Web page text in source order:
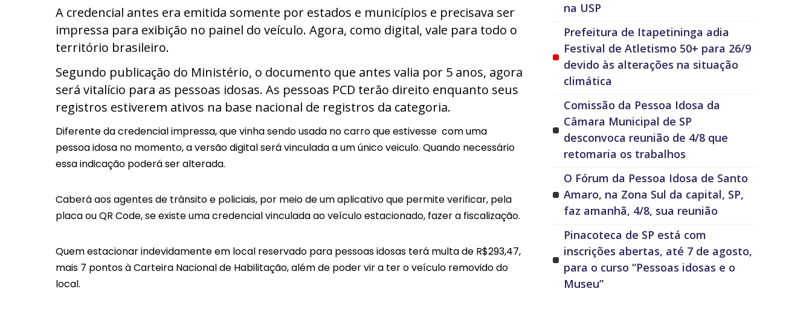
A credencial antes era emitida somente por estados e municípios e precisava ser
impressa para exibição no painel do veículo. Agora, como digital, vale para todo o
território brasileiro.
Segundo publicação do Ministério, o documento que antes valia por 5 anos, agora
será vitalício para as pessoas idosas. As pessoas PCD terão direito enquanto seus
registros estiverem ativos na base nacional de registros da categoria.
Diferente da credencial impressa, que vinha sendo usada no carro que estivesse com uma
pessoa idosa no momento, a versão digital será vinculada a um único veiculo. Quando necessário
essa indicação poderá ser alterada.
Caberá aos agentes de trânsito e policiais, por meio de um aplicativo que permite verificar, pela
placa ou QR Code, se existe uma credencial vinculada ao veículo estacionado, fazer a fiscalização.
Quem estacionar indevidamente em local reservado para pessoas idosas terá multa de R$293,47,
mais 7 pontos à Carteira Nacional de Habilitação, além de poder vir a ter o veículo removido do
local.
na USP
Prefeitura de Itapetininga adia
Festival de Atletismo 50+ para 26/9
devido às alterações na situação
climática
Comissão da Pessoa Idosa da
Câmara Municipal de SP
desconvoca reunião de 4/8 que
retomaria os trabalhos
O Fórum da Pessoa Idosa de Santo
Amaro, na Zona Sul da capital, SP,
faz amanhã, 4/8, sua reunião
Pinacoteca de SP está com
inscrições abertas, até 7 de agosto,
para o curso “Pessoas idosas e o
Museu”